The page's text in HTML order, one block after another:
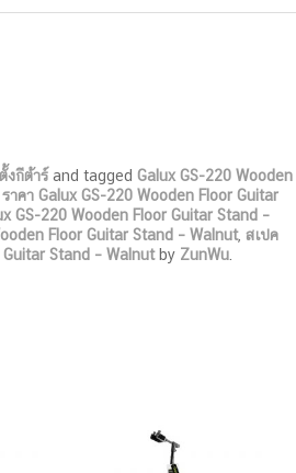
งกีต้าร์ and tagged Galux GS-220 Wooden
ราคา Galux GS-220 Wooden Floor Guitar
GS-220 Wooden Floor Guitar Stand –
Floor Guitar Stand – Walnut, สเปค
Stand – Walnutby ZunWu